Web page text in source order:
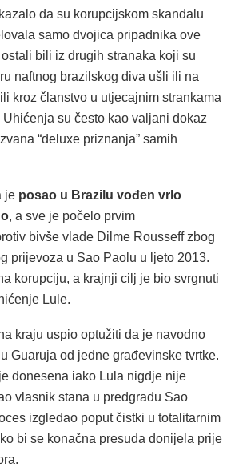
da su korupcijskom skandalu
samo dvojica pripadnika ove
bili iz drugih stranaka koji su
naftnog brazilskog diva ušli ili na
kroz članstvo u utjecajnim strankama
su često kao valjani dokaz
“deluxe priznanja” samih
je posao u Brazilu vođen vrlo
, a sve je počelo prvim
bivše vlade Dilme Rousseff zbog
prijevoza u Sao Paolu u ljeto 2013.
korupciju, a krajnji cilj je bio svrgnuti
Lule.
kraju uspio optužiti da je navodno
Guaruja od jedne građevinske tvrtke.
donesena iako Lula nigdje nije
vlasnik stana u predgrađu Sao
izgledao poput čistki u totalitarnim
bi se konačna presuda donijela prije